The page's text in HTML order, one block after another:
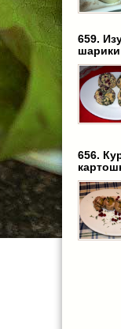
659.
656.